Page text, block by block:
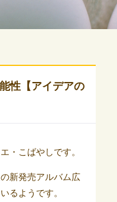
性【アイデアの
・こばやしです。
新発売アルバム広
るようです。